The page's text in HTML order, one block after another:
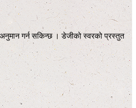
अनुमान गर्न सकिन्छ । डेजीको स्वरको प्रस्तुत